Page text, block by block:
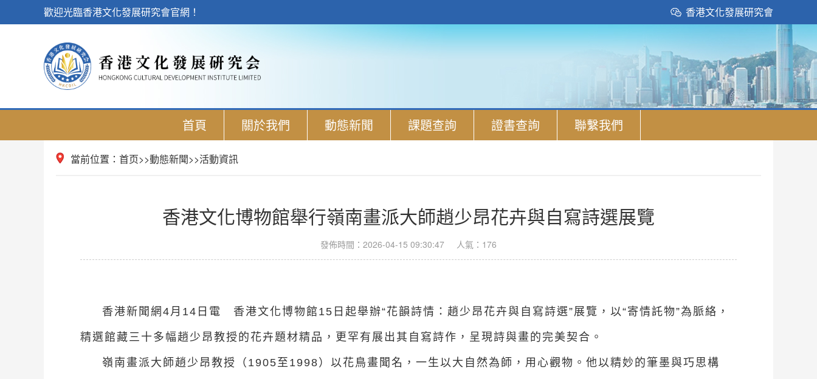
香港文化發展研究會
歡迎光臨香港文化發展研究會官網！
首頁 關於我們 動態新聞 課題查詢 證書查詢 聯繫我們
當前位置： 首页>>動態新聞>>活動資訊
香港文化博物館舉行嶺南畫派大師趙少昂花卉與自寫詩選展覽
發佈時間：2026-04-15 09:30:47 人氣：176
香港新聞網4月14日電 香港文化博物館15日起舉辦“花韻詩情：趙少昂花卉與自寫詩選”展覽，以“寄情託物”為脈絡，
精選館藏三十多幅趙少昂教授的花卉題材精品，更罕有展出其自寫詩作，呈現詩與畫的完美契合。
嶺南畫派大師趙少昂教授（1905至1998）以花鳥畫聞名，一生以大自然為師，用心觀物。他以精妙的筆墨與巧思構